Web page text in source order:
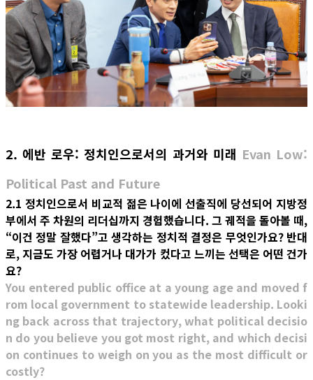
2. 에반 로우: 정치인으로서의 과거와 미래 Evan Low:
Political Past and Future
2.1 정치인으로서 비교적 젊은 나이에 선출직에 당선되어 지방정
부에서 주 차원의 리더십까지 경험했습니다. 그 궤적을 돌아볼 때,
“이건 정말 잘했다”고 생각하는 정치적 결정은 무엇인가요? 반대
로, 지금도 가장 어렵거나 대가가 컸다고 느끼는 선택은 어떤 건가
요?
You entered public office at a young age and moved f
rom local government to statewide leadership. Looki
ng back across that trajectory, what political decisio
n do you believe you got most right, and which decisi
on continues to weigh on you as the most difficult or
costly?